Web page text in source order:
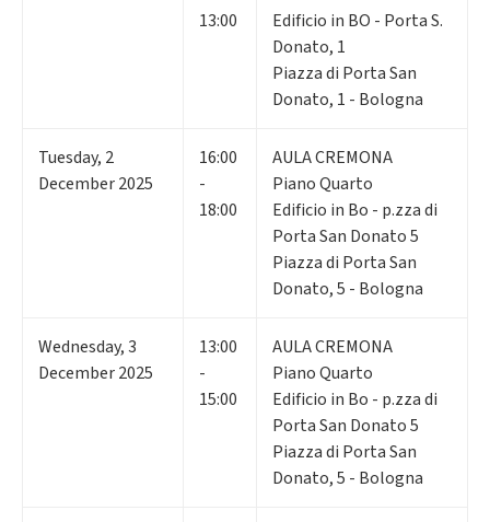
13:00
Edificio in BO - Porta S.
Donato, 1
Piazza di Porta San
Donato, 1 - Bologna
Tuesday, 2
December 2025
16:00
-
18:00
AULA CREMONA
Piano Quarto
Edificio in Bo - p.zza di
Porta San Donato 5
Piazza di Porta San
Donato, 5 - Bologna
Wednesday,3
December 2025
13:00
-
15:00
AULA CREMONA
Piano Quarto
Edificio in Bo - p.zza di
Porta San Donato 5
Piazza di Porta San
Donato, 5 - Bologna